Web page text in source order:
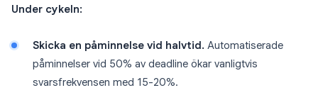
Under cykeln:
Skicka en påminnelse vid halvtid. Automatiserade
påminnelser vid 50% av deadline ökar vanligtvis
svarsfrekvensen med 15-20%.